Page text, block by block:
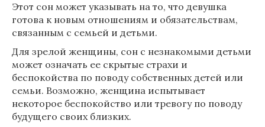
Этот сон может указывать на то, что девушка
готова к новым отношениям и обязательствам,
связанным с семьей и детьми.
Для зрелой женщины, сон с незнакомыми детьми
может означать ее скрытые страхи и
беспокойства по поводу собственных детей или
семьи. Возможно, женщина испытывает
некоторое беспокойство или тревогу по поводу
будущего своих близких.